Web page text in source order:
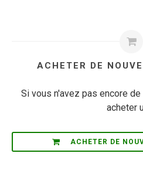
ACHETER DE
Si vous n'avez pas encore
acheter
ACHETER DE